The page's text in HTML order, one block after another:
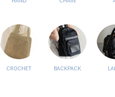
CROCHET BACKPACK